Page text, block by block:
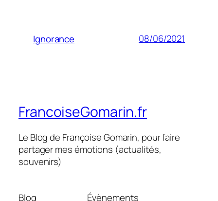
Ignorance 08/06/2021
FrancoiseGomarin.fr
Le Blog de Françoise Gomarin, pour faire
partager mes émotions (actualités,
souvenirs)
Blog Évènements